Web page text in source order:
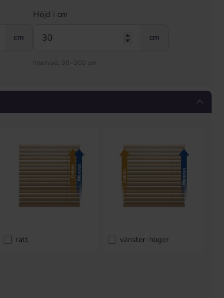
cm
Höjd i cm
cm
Intervall: 30–300 cm
rätt vänster-höger